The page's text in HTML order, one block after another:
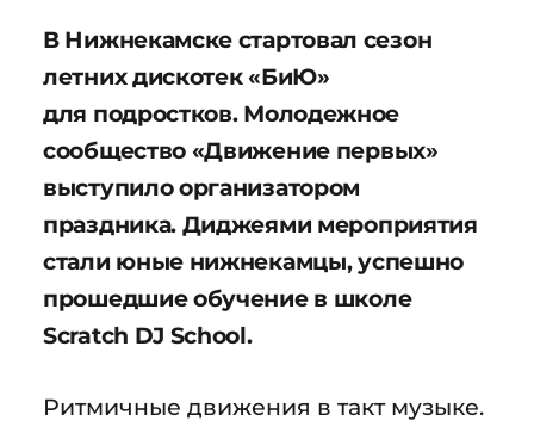
В Нижнекамске стартовал сезон
летних дискотек «БиЮ»
для подростков. Молодежное
сообщество «Движение первых»
выступило организатором
праздника. Диджеями мероприятия
стали юные нижнекамцы, успешно
прошедшие обучение в школе
Scratch DJ School.
Ритмичные движения в такт музыке.